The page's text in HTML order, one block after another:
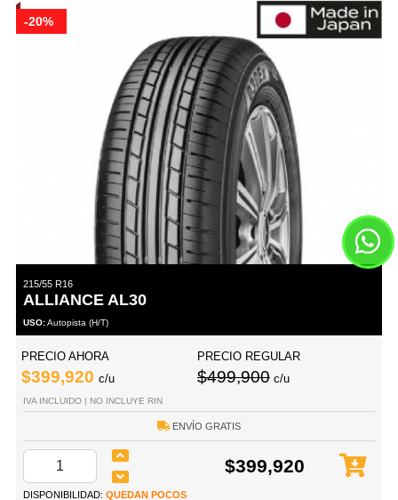
-20%
215/55 R16
ALLIANCE AL30
USO:Autopista (H/T)
PRECIO AHORA
$399,920 c/u
PRECIO REGULAR
$499,900 c/u
IVA INCLUIDO | NO INCLUYE RIN
ENVÍO GRATIS
$399,920
DISPONIBILIDAD: QUEDAN POCOS